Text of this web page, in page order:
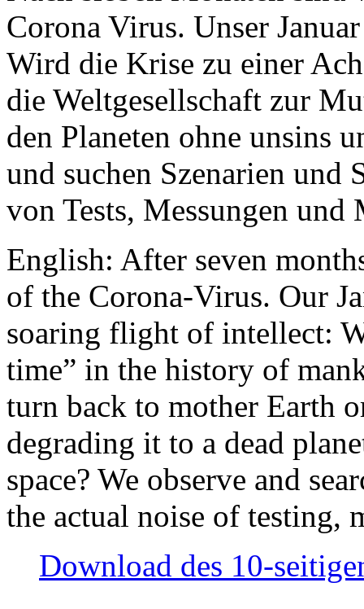
Corona Virus. Unser
Wird die Krise zu einer
die Weltgesellschaft zur
den Planeten ohne unsins
und suchen Szenarien und
von Tests, Messungen und
English: After seven
of the Corona-Virus. Our
soaring flight of intellect:
time” in the history of
turn back to mother Earth
degrading it to a dead
space? We observe and
the actual noise of testing,
Download des 10-